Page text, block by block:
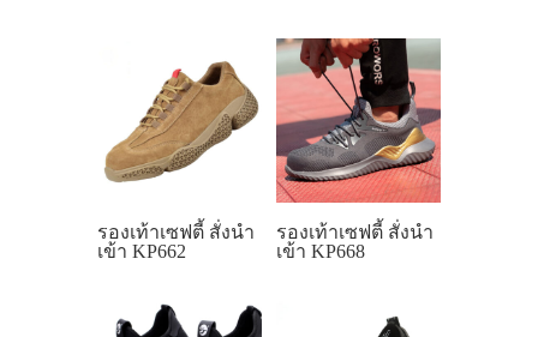
รองเท้าเซฟตี้ สั่งนำ
เข้า KP662
รองเท้าเซฟตี้ สั่งนำ
เข้า KP668